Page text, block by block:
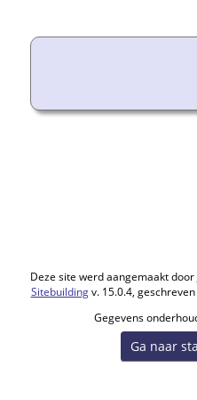
Deze site werd aangemaakt door
Sitebuildingv. 15.0.4,
Gegevens
Ga naar